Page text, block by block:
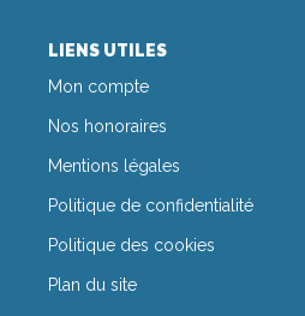
LIENS UTILES
Mon compte
Nos honoraires
Mentions légales
Politique de confidentialité
Politique des cookies
Plan du site